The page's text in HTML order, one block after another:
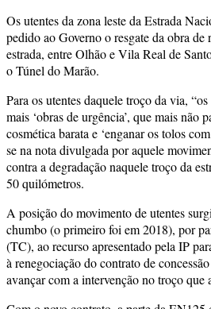
Os utentes da zona leste da Estrada
pedido ao Governo o resgate da obra de
estrada, entre Olhão e Vila Real de
o Túnel do Marão.
Para os utentes daquele troço da via,
mais ‘obras de urgência’, que mais não
cosmética barata e ‘enganar os tolos
se na nota divulgada por aquele
contra a degradação naquele troço da
50 quilómetros.
A posição do movimento de utentes
chumbo (o primeiro foi em 2018), por
(TC), ao recurso apresentado pela IP
à renegociação do contrato de
avançar com a intervenção no troço que